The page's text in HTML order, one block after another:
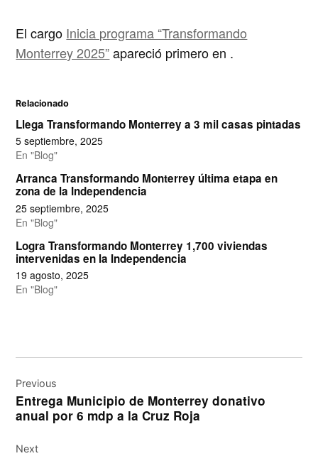
El cargo Inicia programa “Transformando
Monterrey 2025”apareció primero en .
Relacionado
Llega Transformando Monterrey a 3 mil casas pintadas
5 septiembre, 2025
En "Blog"
Arranca Transformando Monterrey última etapa en
zona de la Independencia
25 septiembre, 2025
En "Blog"
Logra Transformando Monterrey 1,700 viviendas
intervenidas en la Independencia
19 agosto, 2025
En "Blog"
de
entradas
Previous
Entrega Municipio de Monterrey donativo
anual por 6 mdp a la Cruz Roja
Next